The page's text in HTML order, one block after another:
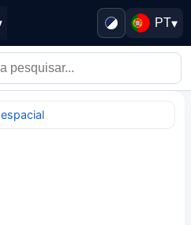
PT▾
espacial